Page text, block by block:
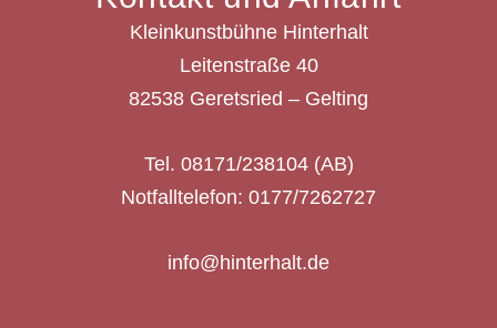
Kleinkunstbühne Hinterhalt
Leitenstraße 40
82538 Geretsried – Gelting
Tel. 08171/238104 (AB)
Notfalltelefon: 0177/7262727
info@hinterhalt.de